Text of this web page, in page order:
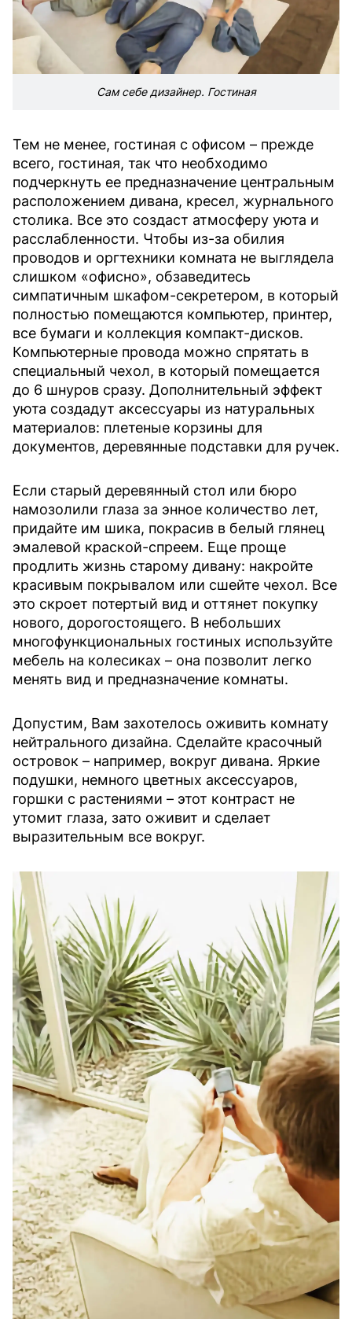
Сам себе дизайнер. Гостиная
Тем не менее, гостиная с офисом – прежде
всего, гостиная, так что необходимо
подчеркнуть ее предназначение центральным
расположением дивана, кресел, журнального
столика. Все это создаст атмосферу уюта и
расслабленности. Чтобы из-за обилия
проводов и оргтехники комната не выглядела
слишком «офисно», обзаведитесь
симпатичным шкафом-секретером, в который
полностью помещаются компьютер, принтер,
все бумаги и коллекция компакт-дисков.
Компьютерные провода можно спрятать в
специальный чехол, в который помещается
до 6 шнуров сразу. Дополнительный эффект
уюта создадут аксессуары из натуральных
материалов: плетеные корзины для
документов, деревянные подставки для ручек.
Если старый деревянный стол или бюро
намозолили глаза за энное количество лет,
придайте им шика, покрасив в белый глянец
эмалевой краской-спреем. Еще проще
продлить жизнь старому дивану: накройте
красивым покрывалом или сшейте чехол. Все
это скроет потертый вид и оттянет покупку
нового, дорогостоящего. В небольших
многофункциональных гостиных используйте
мебель на колесиках – она позволит легко
менять вид и предназначение комнаты.
Допустим, Вам захотелось оживить комнату
нейтрального дизайна. Сделайте красочный
островок – например, вокруг дивана. Яркие
подушки, немного цветных аксессуаров,
горшки с растениями – этот контраст не
утомит глаза, зато оживит и сделает
выразительным все вокруг.